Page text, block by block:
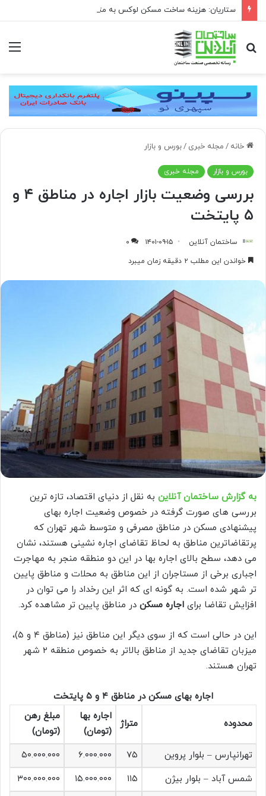
جستجو
برای
خانه / مجله خبری /بورس و بازار
بورس و بازار مجله خبری
بررسی وضعیت بازار اجاره در مناطق ۴ و
۵ پایتخت
ساختمان آنلاین ۱۴۰۱-۰۹-۱۵
۰
خواندن این مطلب ۲ دقیقه زمان میبرد
به گزارش ساختمان آنلاین به نقل از دنیای اقتصاد، تازه ترین
بررسی های صورت گرفته در خصوص وضعیت اجاره بهای
پیشنهادی مسکن در مناطق مصرفی و متوسط شهر تهران که
پرتقاضاترین مناطق به لحاظ تقاضای اجاره نشینی هستند، نشان
می دهد، سطح بالای اجاره بها در این دو منطقه منجر به مهاجرت
اجباری برخی از مستاجران از این مناطق به محلات و مناطق پایین
تر شهر شده است. به گونه ای که اثر این رخداد را می توان در
افزایش تقاضا برای اجاره مسکن در مناطق پایین تر مشاهده کرد.
این در حالی است که از سوی دیگر این مناطق نیز (مناطق ۴ و ۵)،
میزبان تقاضای جدید از مناطق بالاتر به خصوص منطقه ۲ شهر
تهران هستند.
اجاره بهای مسکن در مناطق ۴ و ۵ پایتخت
محدوده متراژ
اجاره بها
(تومان)
مبلغ رهن
(تومان)
تهرانپارس – بلوار پروین
۷۵ ۶.۰۰۰.۰۰۰
۵۰.۰۰۰.۰۰۰
شمس آباد – بلوار بیژن
۱۱۵ ۱۵.۰۰۰.۰۰۰
۳۰۰.۰۰۰.۰۰۰